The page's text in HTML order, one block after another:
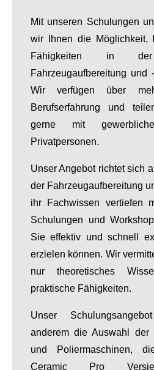
Mit unseren Schulungen
wir Ihnen die Möglichkeit,
Fähigkeiten in der
Fahrzeugaufbereitung und
Wir verfügen über
Berufserfahrung und
gerne mit
Privatpersonen.
Unser Angebot richtet sich
der Fahrzeugaufbereitung
ihr Fachwissen vertiefen
Schulungen und
Sie effektiv und schnell
erzielen können. Wir
nur theoretisches
praktische Fähigkeiten.
Unser
anderem die Auswahl der
und Poliermaschinen,
Ceramic Pro